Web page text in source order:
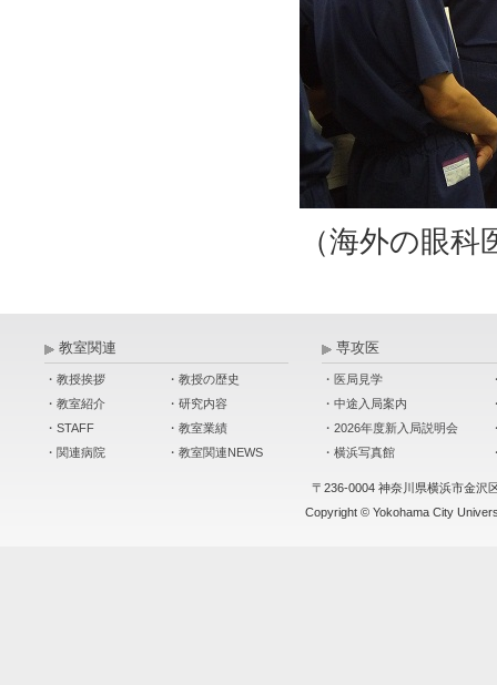
（海外の眼
教室関連
・教授挨拶
・教授の歴史
・教室紹介
・研究内容
・STAFF
・教室業績
・関連病院
・教室関連NEWS
専攻医
・医局見学
・中途入局案内
・2026年度新入局説明会
・横浜写真館
〒236-0004 神奈川県横浜市金沢
Copyright © Yokohama City